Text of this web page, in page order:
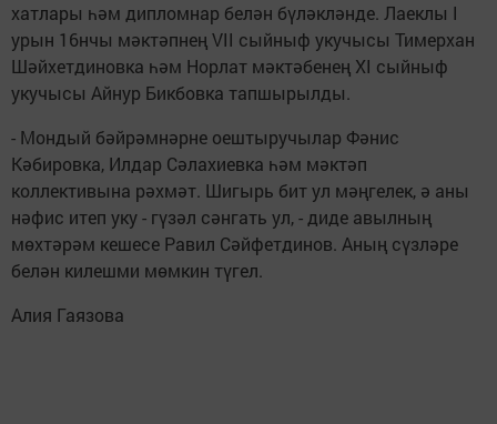
хатлары һәм дипломнар белән бүләкләнде. Лаеклы I
урын 16нчы мәктәпнең VII сыйныф укучысы Тимерхан
Шәйхетдиновка һәм Норлат мәктәбенең XI сыйныф
укучысы Айнур Бикбовка тапшырылды.
- Мондый бәйрәмнәрне оештыручылар Фәнис
Кәбировка, Илдар Сәлахиевка һәм мәктәп
коллективына рәхмәт. Шигырь бит ул мәңгелек, ә аны
нәфис итеп уку - гүзәл сәнгать ул, - диде авылның
мөхтәрәм кешесе Равил Сәйфетдинов. Аның сүзләре
белән килешми мөмкин түгел.
Алия Гаязова